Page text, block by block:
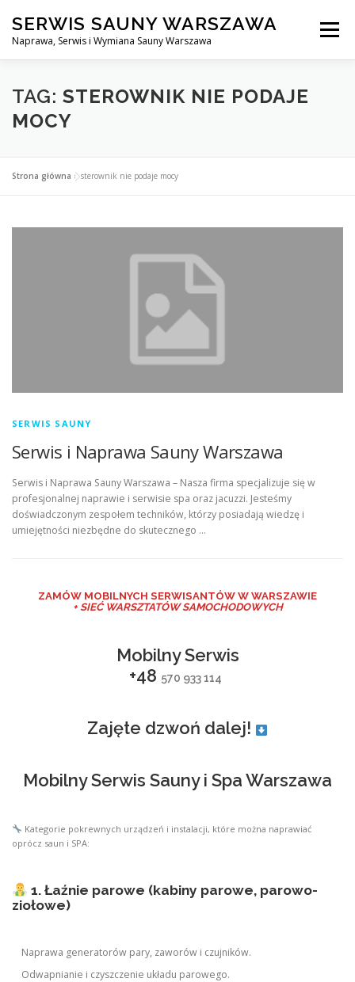
treści
SERWIS SAUNY WARSZAWA
Naprawa, Serwis i Wymiana Sauny Warszawa
Menu
SERWIS DO SAUNY WARSZAWA BLOG KONTAKT
TAG: STEROWNIK NIE PODAJE
MOCY
Strona główna »sterownik nie podaje mocy
SERWIS SAUNY
Serwis i Naprawa Sauny Warszawa
Serwis i Naprawa Sauny Warszawa – Nasza firma specjalizuje się w
profesjonalnej naprawie i serwisie spa oraz jacuzzi. Jesteśmy
doświadczonym zespołem techników, którzy posiadają wiedzę i
umiejętności niezbędne do skutecznego …
ZAMÓW MOBILNYCH SERWISANTÓW W WARSZAWIE
+ SIEĆ WARSZTATÓW SAMOCHODOWYCH
Mobilny Serwis
+48 570 933 114
Zajęte dzwoń dalej!
Mobilny Serwis Sauny i Spa Warszawa
Kategorie pokrewnych urządzeń i instalacji, które można naprawiać
oprócz saun i SPA:
1. Łaźnie parowe (kabiny parowe, parowo-
ziołowe)
Naprawa generatorów pary, zaworów i czujników.
Odwapnianie i czyszczenie układu parowego.